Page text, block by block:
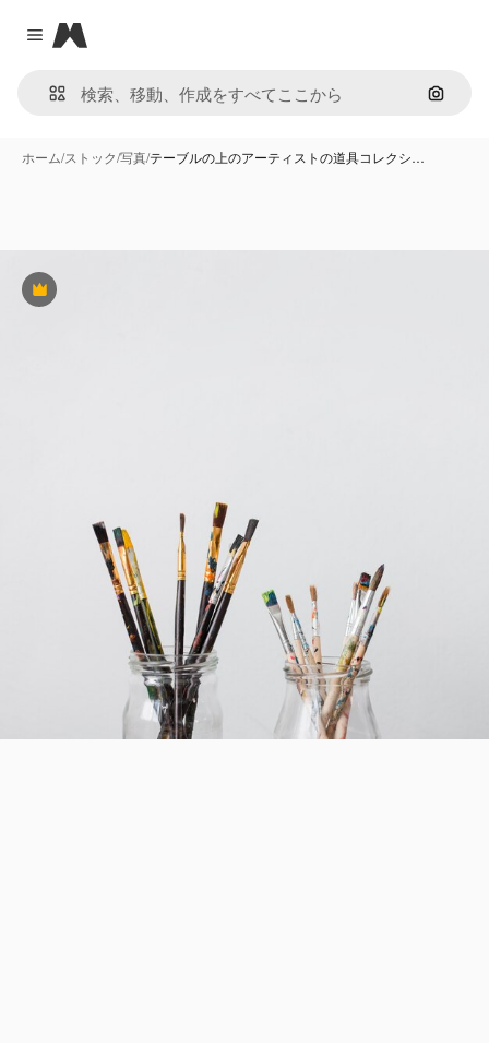
Close menu
Magnific
画像で
ホーム/ストック/写真/テーブルの上のアーティストの道具コレクシ…
Premium